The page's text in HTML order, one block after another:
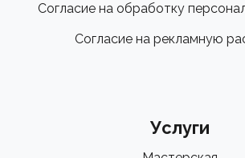
Согласие на обработку
Согласие на рекламную
Услуги